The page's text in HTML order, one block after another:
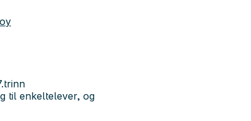
til enkeltelever, og